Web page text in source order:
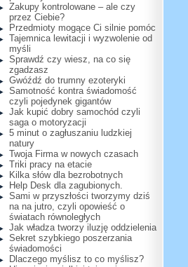
Zakupy kontrolowane – ale czy
przez Ciebie?
Przedmioty mogące Ci silnie pomóc
Tajemnica lewitacji i wyzwolenie od
myśli
Sprawdź czy wiesz, na co się
zgadzasz
Gwóźdź do trumny ezoteryki
Samotność kontra świadomość
czyli pojedynek gigantów
Jak kupić dobry samochód czyli
saga o motoryzacji
5 minut o zagłuszaniu ludzkiej
natury
Twoja Firma w nowych czasach
Triki pracy na etacie
Kilka słów dla bezrobotnych
Help Desk dla zagubionych.
Sami w przyszłości tworzymy dziś
na na jutro, czyli opowieść o
światach równoległych
Jak władza tworzy iluzję oddzielenia
Sekret szybkiego poszerzania
świadomości
Dlaczego myślisz to co myślisz?